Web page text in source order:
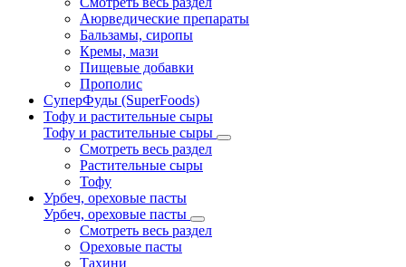
Аюрведические препараты
Бальзамы, сиропы
Кремы, мази
Пищевые добавки
Прополис
СуперФуды (SuperFoods)
Тофу и растительные сыры
Тофу и растительные сыры
Смотреть весь раздел
Растительные сыры
Тофу
Урбеч, ореховые пасты
Урбеч, ореховые пасты
Смотреть весь раздел
Ореховые пасты
Тахини